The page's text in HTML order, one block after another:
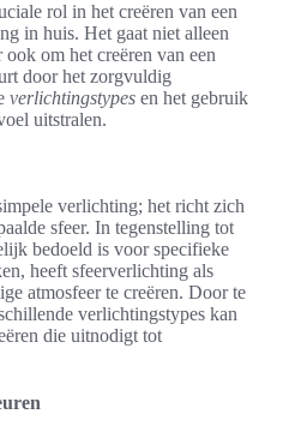
rol in het creëren van een
in huis. Het gaat niet alleen
om het creëren van een
door het zorgvuldig
verlichtingstypes en het gebruik
uitstralen.
verlichting; het richt zich
sfeer. In tegenstelling tot
bedoeld is voor specifieke
heeft sfeerverlichting als
atmosfeer te creëren. Door te
verlichtingstypes kan
die uitnodigt tot